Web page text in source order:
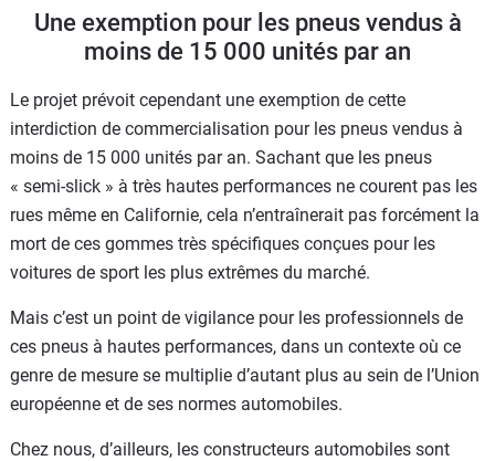
Une exemption pour les pneus vendus à
moins de 15 000 unités par an
Le projet prévoit cependant une exemption de cette
interdiction de commercialisation pour les pneus vendus à
moins de 15 000 unités par an. Sachant que les pneus
« semi-slick » à très hautes performances ne courent pas les
rues même en Californie, cela n’entraînerait pas forcément la
mort de ces gommes très spécifiques conçues pour les
voitures de sport les plus extrêmes du marché.
Mais c’est un point de vigilance pour les professionnels de
ces pneus à hautes performances, dans un contexte où ce
genre de mesure se multiplie d’autant plus au sein de l’Union
européenne et de ses normes automobiles.
Chez nous, d’ailleurs, les constructeurs automobiles sont